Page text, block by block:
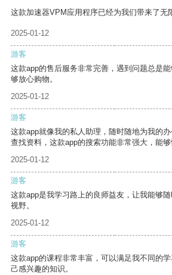
这款加速器VPM应用程序已经为我们带来了无
2025-01-12
游客
这款app的售后服务非常完善，遇到问题总是
够放心购物。
2025-01-12
游客
这款app就像我的私人助理，随时随地为我的
查找资料，这款app的搜索功能非常强大，能够
2025-01-12
游客
这款app是我学习路上的良师益友，让我能够
视野。
2025-01-12
游客
这款app的课程非常丰富，可以满足我不同的
己感兴趣的知识。